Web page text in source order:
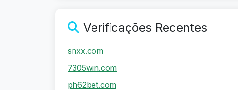
Verificações Recentes
snxx.com
7305win.com
ph62bet.com